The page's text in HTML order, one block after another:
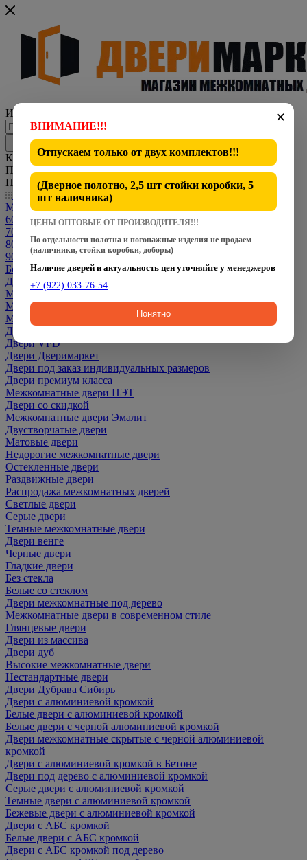
Интернет-магазин представительского класса
Каталог
По всему сайту
По каталогу
Каталог
Межкомнатные двери
600 мм
700 мм
800 мм
900 мм
Белые двери
Двери CPL
Межкомнатные Двери Dverona
Межкомнатные Двери Fly Doors
Межкомнатные Двери Martdoors
Двери Optima Porte
Двери VFD
Двери Дверимаркет
Двери под заказ индивидуальных размеров
Двери премиум класса
Межкомнатные двери ПЭТ
Двери со скидкой
Межкомнатные двери Эмалит
Двустворчатые двери
Матовые двери
Недорогие межкомнатные двери
Остекленные двери
Раздвижные двери
Распродажа межкомнатных дверей
Светлые двери
Серые двери
Темные межкомнатные двери
Двери венге
Черные двери
Гладкие двери
Без стекла
Белые со стеклом
Двери межкомнатные под дерево
Межкомнатные двери в современном стиле
Глянцевые двери
Двери из массива
Двери дуб
Высокие межкомнатные двери
Нестандартные двери
Двери Дубрава Сибирь
Двери с алюминиевой кромкой
Белые двери с алюминиевой кромкой
Белые двери с черной алюминиевой кромкой
Двери межкомнатные скрытые с черной алюминиевой
кромкой
Двери с алюминиевой кромкой в Бетоне
Двери под дерево с алюминиевой кромкой
Серые двери с алюминиевой кромкой
Темные двери с алюминиевой кромкой
Бежевые двери с алюминиевой кромкой
Двери с АБС кромкой
Белые двери с АБС кромкой
Двери с АБС кромкой под дерево
✕
ВНИМАНИЕ!!!
Отпускаем только от двух комплектов!!!
(Дверное полотно, 2,5 шт стойки коробки, 5
шт наличника)
ЦЕНЫ ОПТОВЫЕ ОТ ПРОИЗВОДИТЕЛЯ!!!
По отдельности полотна и погонажные изделия не продаем
(наличники, стойки коробки, доборы)
Наличие дверей и актуальность цен уточняйте у менеджеров
+7 (922) 033-76-54
Понятно